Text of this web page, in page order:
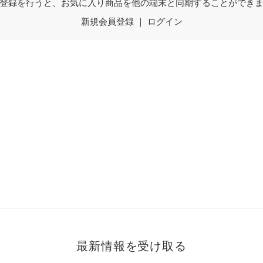
録を行うと、お気に入り商品を他の端末と同期することができ
新規会員登録｜ ログイン
最新情報を受け取る